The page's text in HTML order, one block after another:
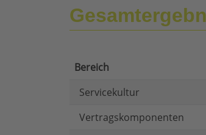
Bereich
Servicekultur
Vertragskomponenten